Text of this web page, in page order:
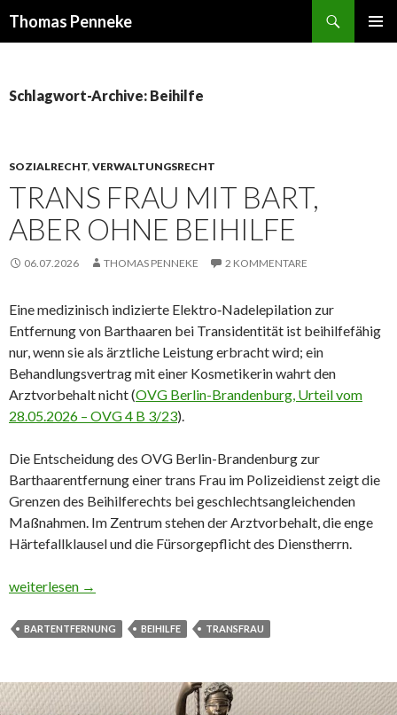
Thomas Penneke
Schlagwort-Archive: Beihilfe
SOZIALRECHT, VERWALTUNGSRECHT
TRANS FRAU MIT BART,
ABER OHNE BEIHILFE
06.07.2026 THOMAS PENNEKE 2 KOMMENTARE
Eine medizinisch indizierte Elektro‑Nadelepilation zur
Entfernung von Barthaaren bei Transidentität ist beihilfefähig
nur, wenn sie als ärztliche Leistung erbracht wird; ein
Behandlungsvertrag mit einer Kosmetikerin wahrt den
Arztvorbehalt nicht (OVG Berlin-Brandenburg, Urteil vom
28.05.2026 – OVG 4 B 3/23).
Die Entscheidung des OVG Berlin-Brandenburg zur
Barthaarentfernung einer trans Frau im Polizeidienst zeigt die
Grenzen des Beihilferechts bei geschlechtsangleichenden
Maßnahmen. Im Zentrum stehen der Arztvorbehalt, die enge
Härtefallklausel und die Fürsorgepflicht des Dienstherrn.
Trans Frau mit Bart, aber ohne Beihilfe
weiterlesen →
BARTENTFERNUNG BEIHILFE TRANSFRAU